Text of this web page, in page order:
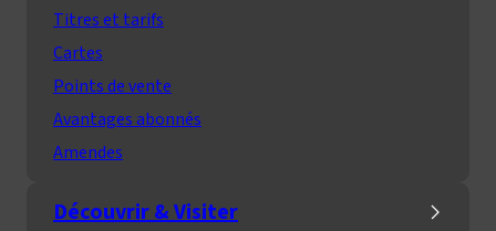
Titres et tarifs
Cartes
Points de vente
Avantages abonnés
Amendes
Découvrir & Visiter